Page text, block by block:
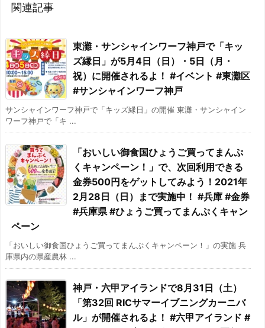
関連記事
東灘・サンシャインワーフ神戸で「キッ
ズ縁日」が5月4日（日）・5日（月・
祝）に開催されるよ！ #イベント #東灘区
#サンシャインワーフ神戸
サンシャインワーフ神戸で「キッズ縁日」の開催 東灘・サンシャイン
ワーフ神戸で「キ ...
「おいしい御食国ひょうご買ってまんぷ
くキャンペーン！」で、次回利用できる
金券500円をゲットしてみよう！2021年
2月28日（日）まで実施中！ #兵庫 #金券
#兵庫県 #ひょうご買ってまんぷくキャン
ペーン
「おいしい御食国ひょうご買ってまんぷくキャンペーン！」の実施 兵
庫県内の県産農林 ...
神戸・六甲アイランドで8月31日（土）
「第32回 RICサマーイブニングカーニバ
ル」が開催されるよ！ #六甲アイランド #